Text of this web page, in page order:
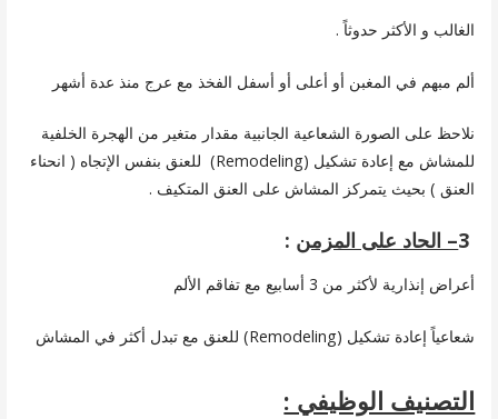
الغالب و الأكثر حدوثاً .
ألم مبهم في المغبن أو أعلى أو أسفل الفخذ مع عرج منذ عدة أشهر
نلاحظ على الصورة الشعاعية الجانبية مقدار متغير من الهجرة الخلفية
للمشاش مع إعادة تشكيل (Remodeling) للعنق بنفس الإتجاه ( انحناء
العنق ) بحيث يتمركز المشاش على العنق المتكيف .
3– الحاد على المزمن :
أعراض إنذارية لأكثر من 3 أسابيع مع تفاقم الألم
شعاعياً إعادة تشكيل (Remodeling) للعنق مع تبدل أكثر في المشاش
التصنيف الوظيفي :